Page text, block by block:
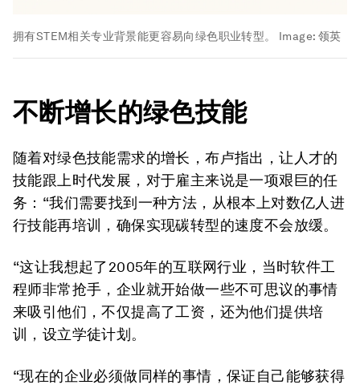
拥有STEM相关专业背景能更容易向绿色职业转型。 Image: 领英
不断增长的绿色技能
随着对绿色技能需求的增长，布卢指出，让人才的
技能跟上时代发展，对于雇主来说是一项艰巨的任
务：“我们需要找到一种方法，从根本上对数亿人进
行技能再培训，确保实现碳转型的速度不会放缓。
“这让我想起了2005年的互联网行业，当时软件工
程师非常抢手，企业就开始做一些不可思议的事情
来吸引他们，不仅提高了工资，还为他们提供培
训，设立学徒计划。
“现在的企业必须做同样的事情，保证自己能够获得